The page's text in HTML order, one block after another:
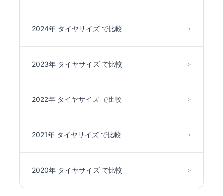
2024年 タイヤサイズ で比較 >
2023年 タイヤサイズ で比較 >
2022年 タイヤサイズ で比較 >
2021年 タイヤサイズ で比較 >
2020年 タイヤサイズ で比較 >